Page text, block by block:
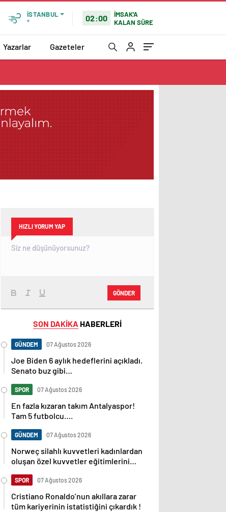
İSTANBUL
°
02:00
İMSAK'A
KALAN SÜRE
Yazarlar Gazeteler
HIZLI YORUM YAP
GÖNDER
SON DAKİKA HABERLERİ
GÜNDEM 07 Ağustos 2026
Joe Biden 6 aylık hedeflerini açıkladı.
Senato buz gibi…
SPOR 07 Ağustos 2026
En fazla kızaran takım Antalyaspor!
Tam 5 futbolcu….
GÜNDEM 07 Ağustos 2026
Norweç silahlı kuvvetleri kadınlardan
oluşan özel kuvvetler eğitimlerini
SPOR 07 Ağustos 2026
Cristiano Ronaldo’nun akıllara zarar
tüm kariyerinin istatistiğini çıkardık !